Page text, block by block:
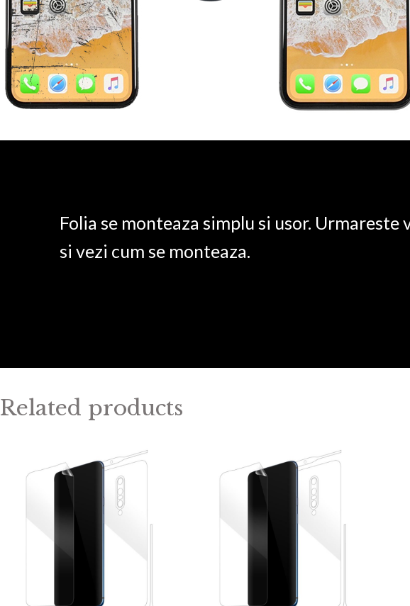
Folia se monteaza simplu si usor. Urmareste
si vezi cum se monteaza.
Related products